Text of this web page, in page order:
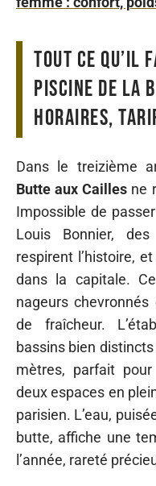
Tout ce qu’il
piscine de la
horaires,
Dans le treizième
Butte aux Cailles ne
Impossible de
Louis Bonnier,
respirent l’histoire,
dans la capitale.
nageurs
de fraîcheur.
bassins bien distincts
mètres, parfait
deux espaces en
parisien. L’eau,
butte, affiche une
l’année, rareté